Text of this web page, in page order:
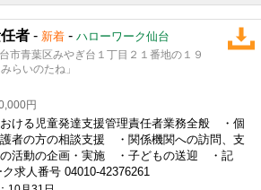
者 - 新着 - ハローワーク仙台
青葉区みやぎ台１丁目２１番地の１９
らいのたね」
円
ける児童発達支援管理責任者業務全般 ・個
者の方の相談支援 ・関係機関への訪問、支
活動の企画・実施 ・子どもの送迎 ・記
求人番号 04010-42376261